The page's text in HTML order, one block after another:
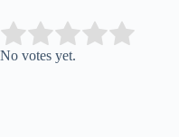
Rate this item:
No votes yet.